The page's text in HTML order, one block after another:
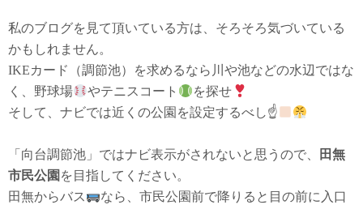
私のブログを見て頂いている方は、そろそろ気づいている
かもしれません。
IKEカード（調節池）を求めるなら川や池などの水辺ではな
く、野球場
やテニスコート
を探せ
そして、ナビでは近くの公園を設定するべし☝
「向台調節池」ではナビ表示がされないと思うので、
田無
市民公園 を目指してください。
田無からバス
なら、市民公園前で降りると目の前に入口